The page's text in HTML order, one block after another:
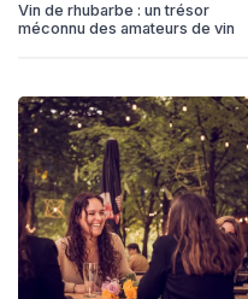
Vin de rhubarbe : un trésor
méconnu des amateurs de vin